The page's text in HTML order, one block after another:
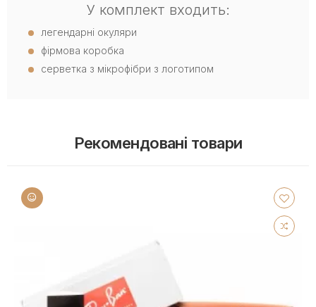
У комплект входить:
легендарні окуляри
фірмова коробка
серветка з мікрофібри з логотипом
Рекомендовані товари